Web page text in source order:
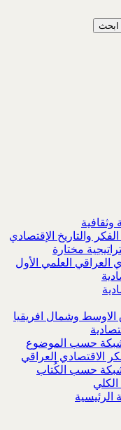
وثقافية
والتاريخ الإقتصادي
مختارة
العراقي العلمي الأول
الاوسط وشمال افريقيا
حسب الموضوع
الاقتصادي العراقي
حسب الكُتاب
الكلي
الرئيسية